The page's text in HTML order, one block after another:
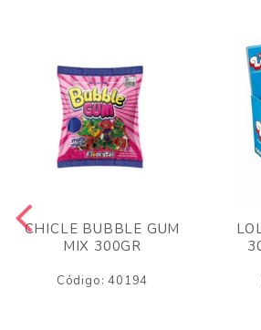
CHICLE BUBBLE GUM
MIX 300GR
Código: 40194